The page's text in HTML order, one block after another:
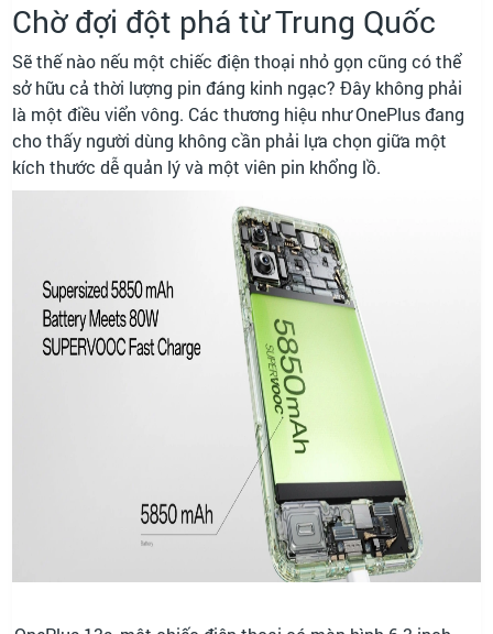
Chờ đợi đột phá từ Trung Quốc
Sẽ thế nào nếu một chiếc điện thoại nhỏ gọn cũng có thể
sở hữu cả thời lượng pin đáng kinh ngạc? Đây không phải
là một điều viển vông. Các thương hiệu như OnePlus đang
cho thấy người dùng không cần phải lựa chọn giữa một
kích thước dễ quản lý và một viên pin khổng lồ.